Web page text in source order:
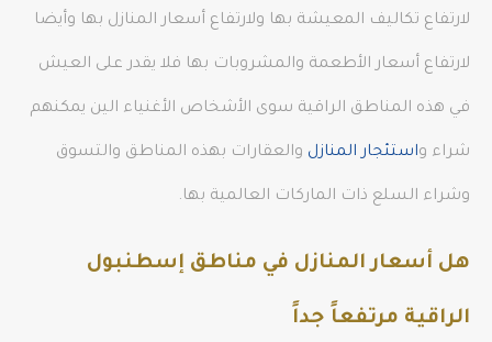
لارتفاع تكاليف المعيشة بها ولارتفاع أسعار المنازل بها وأيضا
لارتفاع أسعار الأطعمة والمشروبات بها فلا يقدر على العيش
في هذه المناطق الراقية سوى الأشخاص الأغنياء الين يمكنهم
شراء واستئجار المنازل والعقارات بهذه المناطق والتسوق
وشراء السلع ذات الماركات العالمية بها.
هل أسعار المنازل في مناطق إسطنبول
الراقية مرتفعاً جداً